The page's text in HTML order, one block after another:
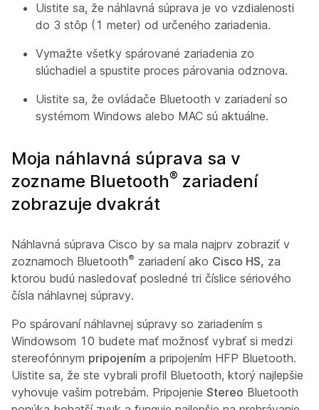
Uistite sa, že náhlavná súprava je vo vzdialenosti
do 3 stôp (1 meter) od určeného zariadenia.
Vymažte všetky spárované zariadenia zo
slúchadiel a spustite proces párovania odznova.
Uistite sa, že ovládače Bluetooth v zariadení so
systémom Windows alebo MAC sú aktuálne.
Moja náhlavná súprava sa v
zozname Bluetooth® zariadení
zobrazuje dvakrát
Náhlavná súprava Cisco by sa mala najprv zobraziť v
zoznamoch Bluetooth® zariadení ako Cisco HS, za
ktorou budú nasledovať posledné tri číslice sériového
čísla náhlavnej súpravy.
Po spárovaní náhlavnej súpravy so zariadením s
Windowsom 10 budete mať možnosť vybrať si medzi
stereofónnym pripojením a pripojením HFP Bluetooth.
Uistite sa, že ste vybrali profil Bluetooth, ktorý najlepšie
vyhovuje vašim potrebám. Pripojenie Stereo Bluetooth